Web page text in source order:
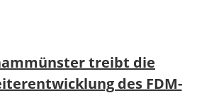
treibt die
des FDM-